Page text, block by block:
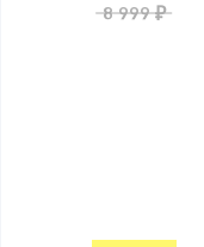
8 999 ₽